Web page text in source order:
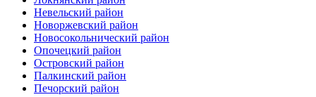
Невельский район
Новоржевский район
Новосокольнический район
Опочецкий район
Островский район
Палкинский район
Печорский район